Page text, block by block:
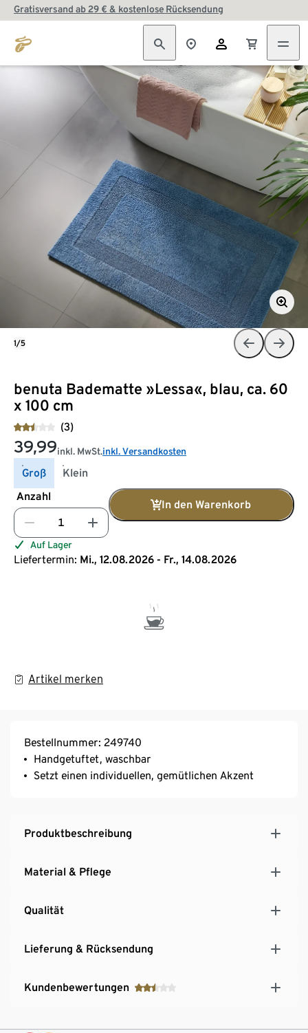
Gratisversand ab 29 € & kostenlose Rücksendung
benuta Badematte »Lessa«, blau, ca. 60
x 100 cm
(3)
39,99inkl. MwSt.inkl. Versandkosten
Groß
Klein
Anzahl
In den Warenkorb
Auf Lager
Liefertermin: Mi., 12.08.2026 - Fr., 14.08.2026
Artikel merken
1/5
Bestellnummer: 249740
Handgetuftet, waschbar
Setzt einen individuellen, gemütlichen Akzent
Produktbeschreibung
Material & Pflege
Qualität
Lieferung & Rücksendung
Kundenbewertungen